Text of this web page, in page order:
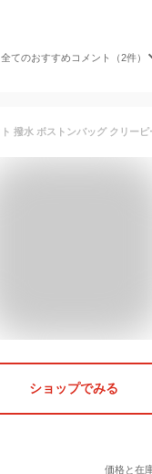
全てのおすすめコメント（2件）
ショップでみる
価格と在